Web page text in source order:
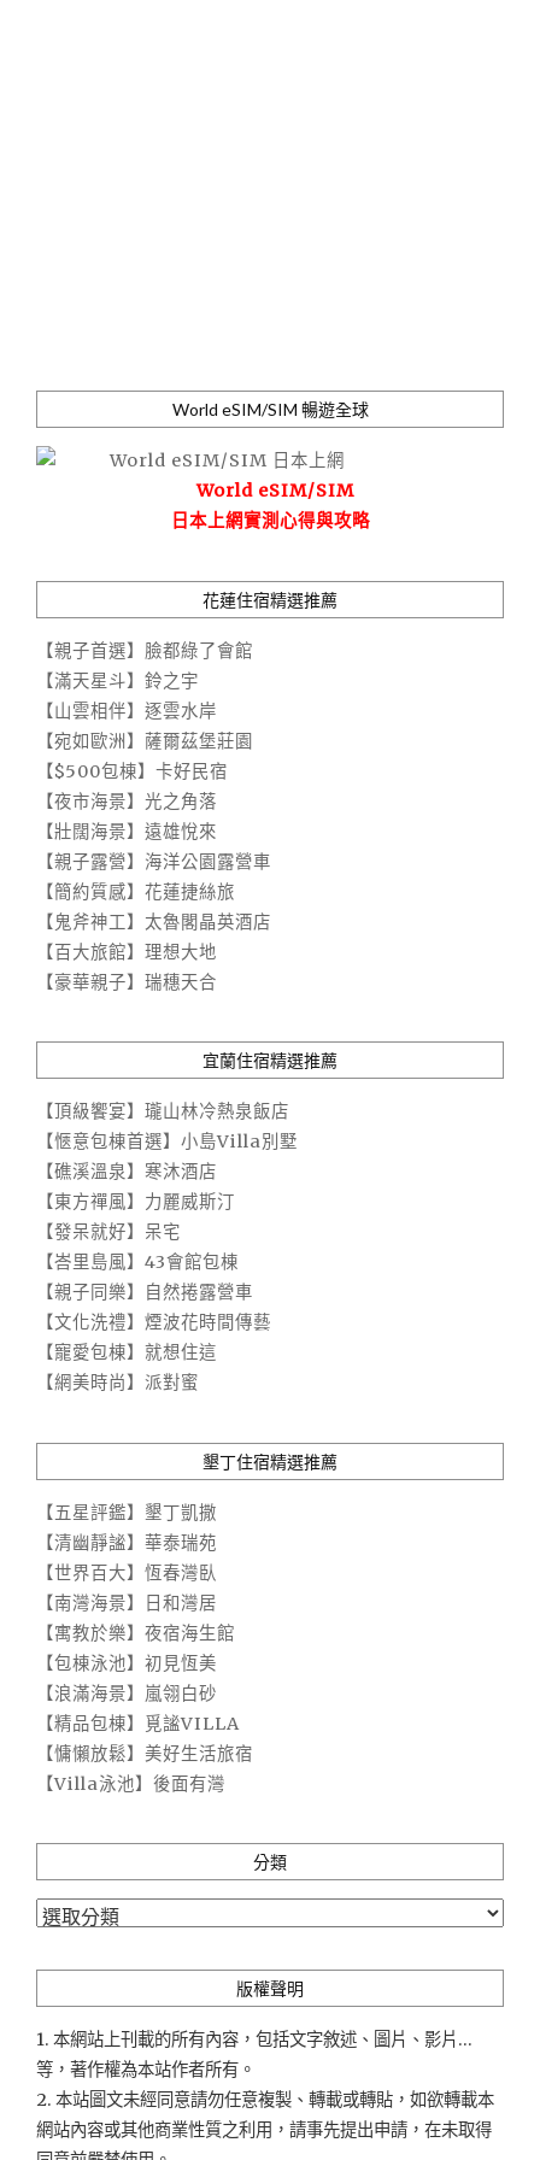
World eSIM/SIM 暢遊全球
World eSIM/SIM
日本上網實測心得與攻略
花蓮住宿精選推薦
【親子首選】臉都綠了會館
【滿天星斗】鈴之宇
【山雲相伴】逐雲水岸
【宛如歐洲】薩爾茲堡莊園
【$500包棟】卡好民宿
【夜市海景】光之角落
【壯闊海景】遠雄悅來
【親子露營】海洋公園露營車
【簡約質感】花蓮捷絲旅
【鬼斧神工】太魯閣晶英酒店
【百大旅館】理想大地
【豪華親子】瑞穗天合
宜蘭住宿精選推薦
【頂級饗宴】瓏山林冷熱泉飯店
【愜意包棟首選】小島Villa別墅
【礁溪溫泉】寒沐酒店
【東方禪風】力麗威斯汀
【發呆就好】呆宅
【峇里島風】43會館包棟
【親子同樂】自然捲露營車
【文化洗禮】煙波花時間傳藝
【寵愛包棟】就想住這
【網美時尚】派對蜜
墾丁住宿精選推薦
【五星評鑑】墾丁凱撒
【清幽靜謐】華泰瑞苑
【世界百大】恆春灣臥
【南灣海景】日和灣居
【寓教於樂】夜宿海生館
【包棟泳池】初見恆美
【浪滿海景】嵐翎白砂
【精品包棟】覓謐VILLA
【慵懶放鬆】美好生活旅宿
【Villa泳池】後面有灣
分類
分
版權聲明
1. 本網站上刊載的所有內容，包括文字敘述、圖片、影片...
等，著作權為本站作者所有。
2. 本站圖文未經同意請勿任意複製、轉載或轉貼，如欲轉載本
網站內容或其他商業性質之利用，請事先提出申請，在未取得